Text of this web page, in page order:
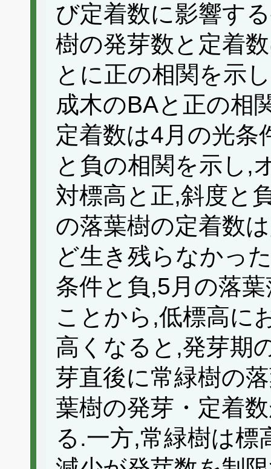
び定着数に影響す
樹の発芽数と定着
とに正の相関を示
成木のBAと正の相
定着数は4月の光条
と負の相関を示し,
対標高と正,斜度と
の落葉樹の定着数
ど生き残らなかっ
条件と負,5月の落
ことから,低標高に
高くなると,発芽期
芽直後に常緑樹の
葉樹の発芽・定着
る.一方,常緑樹は標